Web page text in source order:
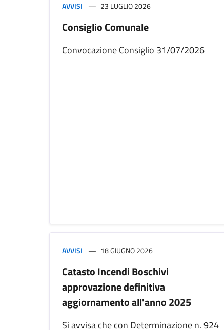
AVVISI 23 LUGLIO 2026
Consiglio Comunale
Convocazione Consiglio 31/07/2026
AVVISI 18 GIUGNO 2026
Catasto Incendi Boschivi
approvazione definitiva
aggiornamento all'anno 2025
Si avvisa che con Determinazione n. 924